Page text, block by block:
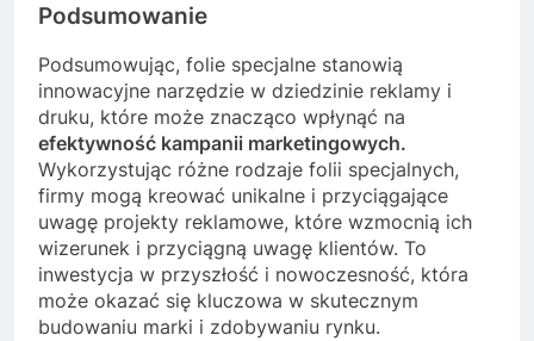
Podsumowanie
Podsumowując, folie specjalne stanowią
innowacyjne narzędzie w dziedzinie reklamy i
druku, które może znacząco wpłynąć na
efektywność kampanii marketingowych.
Wykorzystując różne rodzaje folii specjalnych,
firmy mogą kreować unikalne i przyciągające
uwagę projekty reklamowe, które wzmocnią ich
wizerunek i przyciągną uwagę klientów. To
inwestycja w przyszłość i nowoczesność, która
może okazać się kluczowa w skutecznym
budowaniu marki i zdobywaniu rynku.